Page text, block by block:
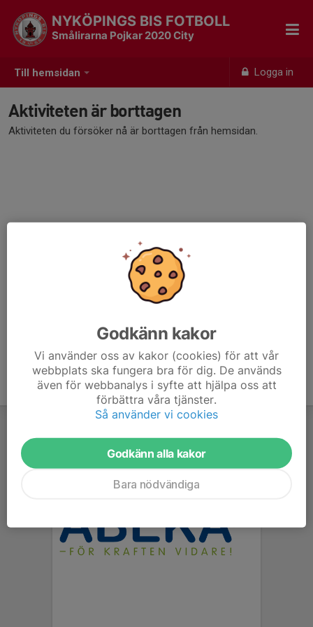
Till hemsidan Logga in
NYKÖPINGS BIS FOTBOLL
Smålirarna Pojkar 2020 City
Aktiviteten är borttagen
Aktiviteten du försöker nå är borttagen från hemsidan.
Godkänn kakor
Vi använder oss av kakor (cookies) för att vår
webbplats ska fungera bra för dig. De används
även för webbanalys i syfte att hjälpa oss att
förbättra våra tjänster.
Så använder vi cookies
Godkänn alla kakor
Bara nödvändiga